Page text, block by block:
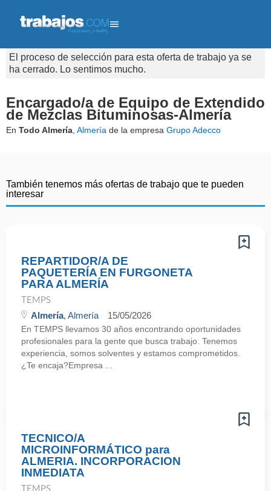
El proceso de selección para esta oferta de trabajo ya se
ha cerrado. Lo sentimos mucho.
Encargado/a de Equipo de Extendido
de Mezclas Bituminosas-Almería
En Todo Almería Almería de la empresa Grupo Adecco
También tenemos más ofertas de trabajo que te pueden
interesar
REPARTIDOR/A DE
PAQUETERÍA EN FURGONETA
PARA ALMERÍA
TEMPS
Almería, Almería 15/05/2026
En TEMPS llevamos 30 años encontrando oportunidades
profesionales para la gente que busca trabajo. Tenemos
experiencia, somos solventes y estamos comprometidos.
¿Te encaja?Empresa ...
TECNICO/A
MICROINFORMÁTICO para
ALMERIA. INCORPORACION
INMEDIATA
TEMPS